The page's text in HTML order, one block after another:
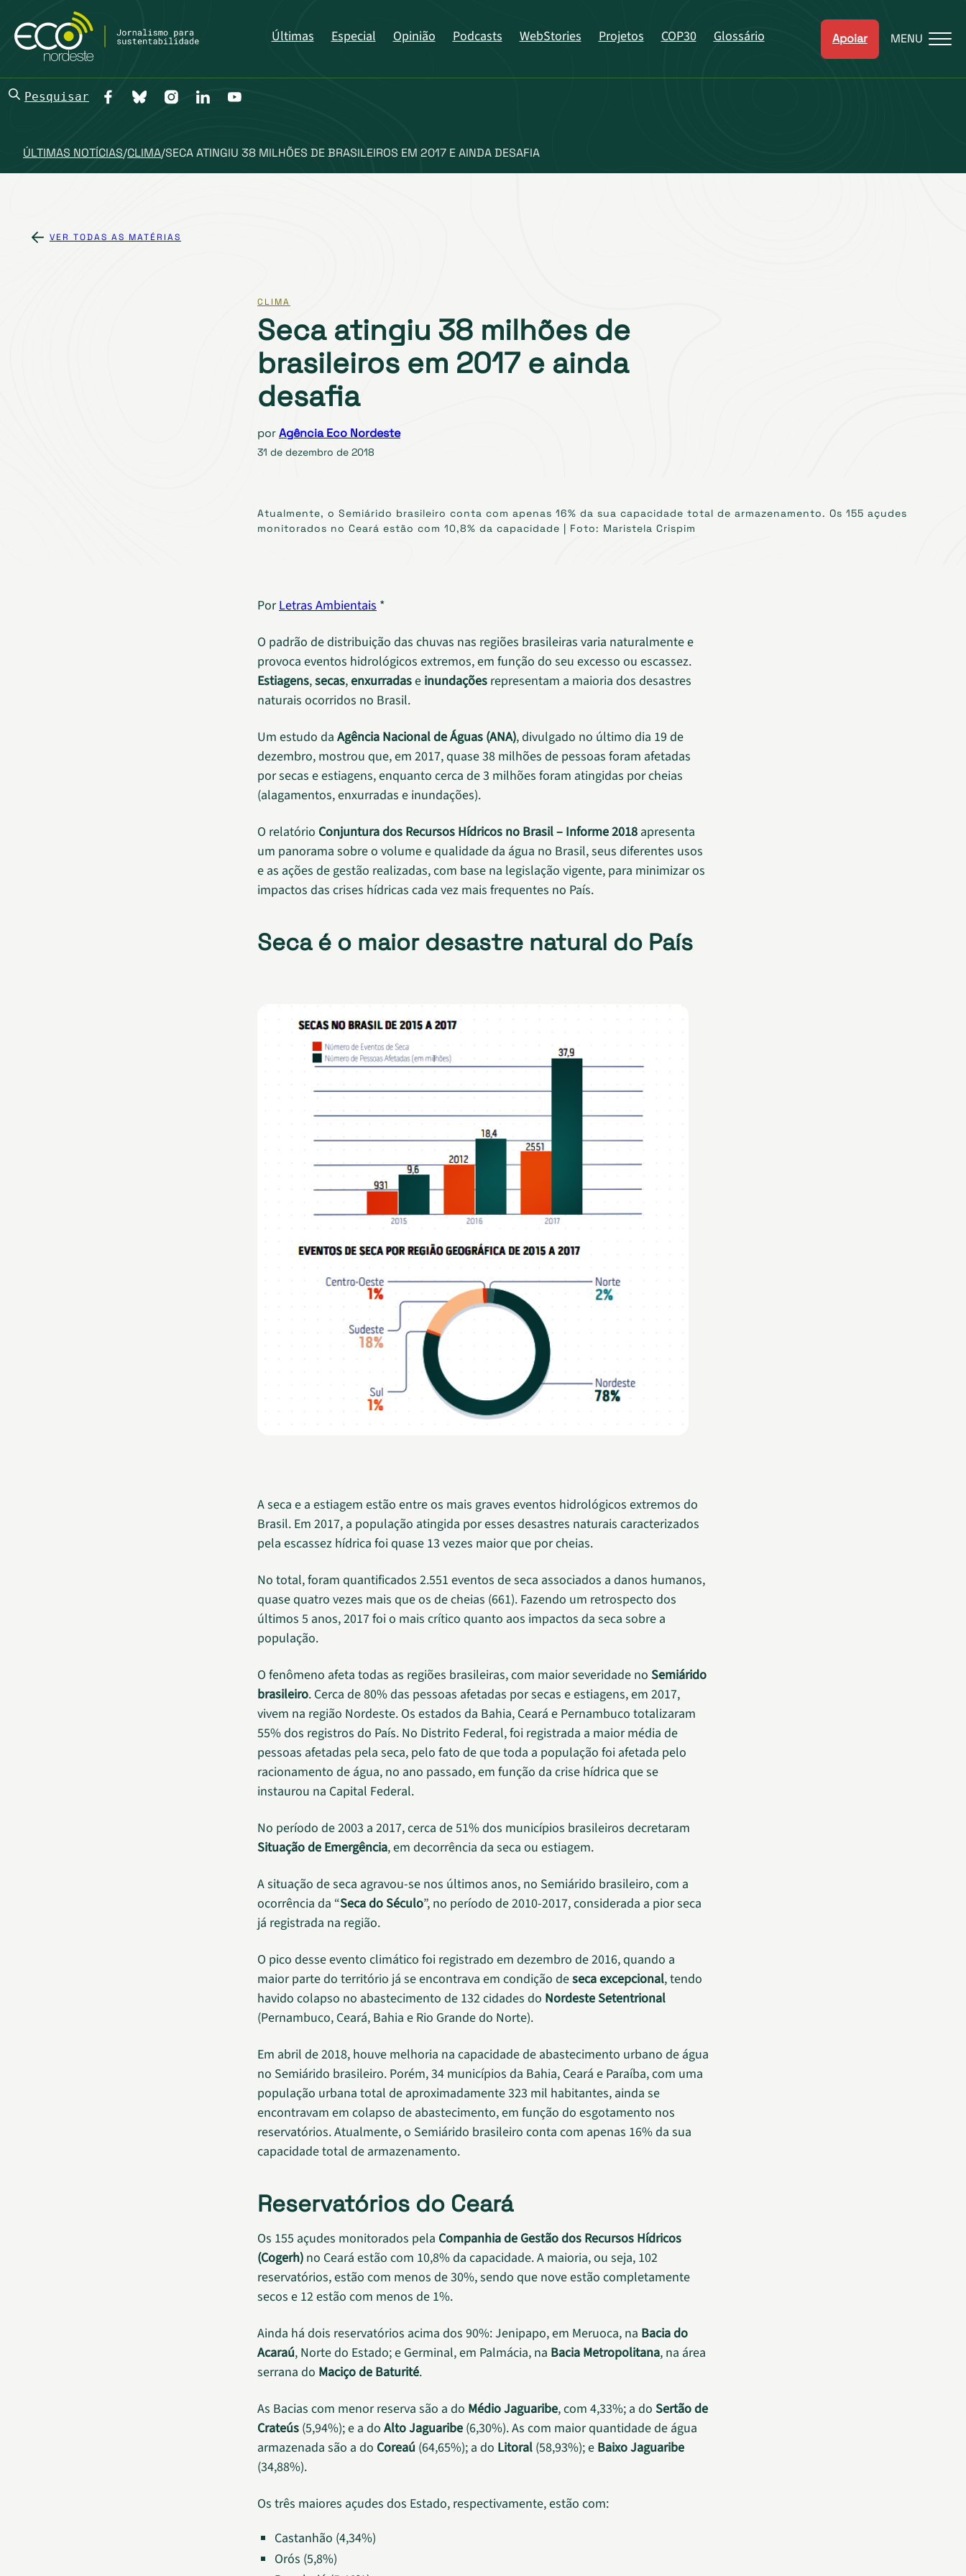
Últimas Especial Opinião Podcasts WebStories Projetos COP30 Glossário Apoiar MENU
Pesquisar
ÚLTIMAS NOTÍCIAS/CLIMA/SECA ATINGIU 38 MILHÕES DE BRASILEIROS EM 2017 E AINDA DESAFIA
VER TODAS AS MATÉRIAS
CLIMA
Seca atingiu 38 milhões de
brasileiros em 2017 e ainda
desafia
porAgência Eco Nordeste
31 de dezembro de 2018
Atualmente, o Semiárido brasileiro conta com apenas 16% da sua capacidade total de armazenamento. Os 155 açudes
monitorados no Ceará estão com 10,8% da capacidade | Foto: Maristela Crispim
PorLetras Ambientais *
O padrão de distribuição das chuvas nas regiões brasileiras varia naturalmente e
provoca eventos hidrológicos extremos, em função do seu excesso ou escassez.
Estiagens,secas,enxurradase inundações representam a maioria dos desastres
naturais ocorridos no Brasil.
Um estudo da Agência Nacional de Águas (ANA), divulgado no último dia 19 de
dezembro, mostrou que, em 2017, quase 38 milhões de pessoas foram afetadas
por secas e estiagens, enquanto cerca de 3 milhões foram atingidas por cheias
(alagamentos, enxurradas e inundações).
O relatório Conjuntura dos Recursos Hídricos no Brasil – Informe 2018 apresenta
um panorama sobre o volume e qualidade da água no Brasil, seus diferentes usos
e as ações de gestão realizadas, com base na legislação vigente, para minimizar os
impactos das crises hídricas cada vez mais frequentes no País.
Seca é o maior desastre natural do País
A seca e a estiagem estão entre os mais graves eventos hidrológicos extremos do
Brasil. Em 2017, a população atingida por esses desastres naturais caracterizados
pela escassez hídrica foi quase 13 vezes maior que por cheias.
No total, foram quantificados 2.551 eventos de seca associados a danos humanos,
quase quatro vezes mais que os de cheias (661). Fazendo um retrospecto dos
últimos 5 anos, 2017 foi o mais crítico quanto aos impactos da seca sobre a
população.
O fenômeno afeta todas as regiões brasileiras, com maior severidade no Semiárido
brasileiro. Cerca de 80% das pessoas afetadas por secas e estiagens, em 2017,
vivem na região Nordeste. Os estados da Bahia, Ceará e Pernambuco totalizaram
55% dos registros do País. No Distrito Federal, foi registrada a maior média de
pessoas afetadas pela seca, pelo fato de que toda a população foi afetada pelo
racionamento de água, no ano passado, em função da crise hídrica que se
instaurou na Capital Federal.
No período de 2003 a 2017, cerca de 51% dos municípios brasileiros decretaram
Situação de Emergência, em decorrência da seca ou estiagem.
A situação de seca agravou-se nos últimos anos, no Semiárido brasileiro, com a
ocorrência da “Seca do Século”, no período de 2010-2017, considerada a pior seca
já registrada na região.
O pico desse evento climático foi registrado em dezembro de 2016, quando a
maior parte do território já se encontrava em condição deseca excepcional, tendo
havido colapso no abastecimento de 132 cidades do Nordeste Setentrional
(Pernambuco, Ceará, Bahia e Rio Grande do Norte).
Em abril de 2018, houve melhoria na capacidade de abastecimento urbano de água
no Semiárido brasileiro. Porém, 34 municípios da Bahia, Ceará e Paraíba, com uma
população urbana total de aproximadamente 323 mil habitantes, ainda se
encontravam em colapso de abastecimento, em função do esgotamento nos
reservatórios. Atualmente, o Semiárido brasileiro conta com apenas 16% da sua
capacidade total de armazenamento.
Reservatórios do Ceará
Os 155 açudes monitorados pela Companhia de Gestão dos Recursos Hídricos
(Cogerh) no Ceará estão com 10,8% da capacidade. A maioria, ou seja, 102
reservatórios, estão com menos de 30%, sendo que nove estão completamente
secos e 12 estão com menos de 1%.
Ainda há dois reservatórios acima dos 90%: Jenipapo, em Meruoca, na Bacia do
Acaraú, Norte do Estado; e Germinal, em Palmácia, na Bacia Metropolitana, na área
serrana do Maciço de Baturité.
As Bacias com menor reserva são a do Médio Jaguaribe, com 4,33%; a do Sertão de
Crateús (5,94%); e a do Alto Jaguaribe (6,30%). As com maior quantidade de água
armazenada são a do Coreaú (64,65%); a do Litoral (58,93%); e Baixo Jaguaribe
(34,88%).
Os três maiores açudes dos Estado, respectivamente, estão com:
Castanhão (4,34%)
Orós (5,8%)